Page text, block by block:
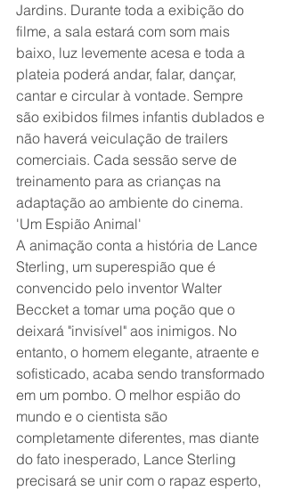
Jardins. Durante toda a exibição do
filme, a sala estará com som mais
baixo, luz levemente acesa e toda a
plateia poderá andar, falar, dançar,
cantar e circular à vontade. Sempre
são exibidos filmes infantis dublados e
não haverá veiculação de trailers
comerciais. Cada sessão serve de
treinamento para as crianças na
adaptação ao ambiente do cinema.
'Um Espião Animal'
A animação conta a história de Lance
Sterling, um superespião que é
convencido pelo inventor Walter
Beccket a tomar uma poção que o
deixará "invisível" aos inimigos. No
entanto, o homem elegante, atraente e
sofisticado, acaba sendo transformado
em um pombo. O melhor espião do
mundo e o cientista são
completamente diferentes, mas diante
do fato inesperado, Lance Sterling
precisará se unir com o rapaz esperto,